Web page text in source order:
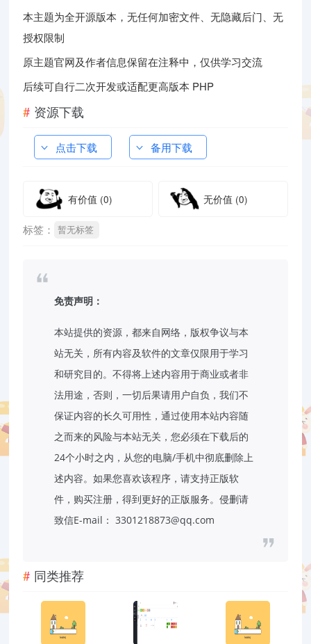
本主题为全开源版本，无任何加密文件、无隐藏后门、无
授权限制
原主题官网及作者信息保留在注释中，仅供学习交流
后续可自行二次开发或适配更高版本 PHP
资源下载
点击下载 备用下载
有价值 (0) 无价值 (0)
标签： 暂无标签
免责声明：
本站提供的资源，都来自网络，版权争议与本
站无关，所有内容及软件的文章仅限用于学习
和研究目的。不得将上述内容用于商业或者非
法用途，否则，一切后果请用户自负，我们不
保证内容的长久可用性，通过使用本站内容随
之而来的风险与本站无关，您必须在下载后的
24个小时之内，从您的电脑/手机中彻底删除上
述内容。如果您喜欢该程序，请支持正版软
件，购买注册，得到更好的正版服务。侵删请
致信E-mail： 3301218873@qq.com
同类推荐